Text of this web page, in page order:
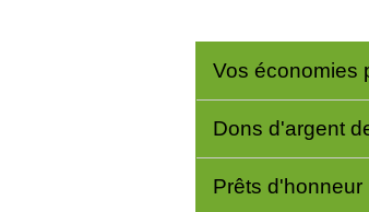
Vos économies
Dons d'argent
Prêts d'honneur